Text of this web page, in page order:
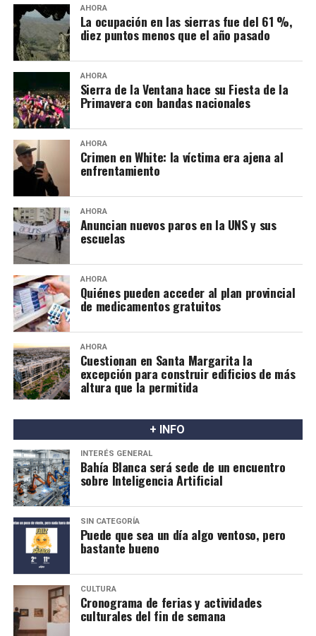
AHORA
La ocupación en las sierras fue del 61 %,
diez puntos menos que el año pasado
AHORA
Sierra de la Ventana hace su Fiesta de la
Primavera con bandas nacionales
AHORA
Crimen en White: la víctima era ajena al
enfrentamiento
AHORA
Anuncian nuevos paros en la UNS y sus
escuelas
AHORA
Quiénes pueden acceder al plan provincial
de medicamentos gratuitos
AHORA
Cuestionan en Santa Margarita la
excepción para construir edificios de más
altura que la permitida
+ INFO
INTERÉS GENERAL
Bahía Blanca será sede de un encuentro
sobre Inteligencia Artificial
SIN CATEGORÍA
Puede que sea un día algo ventoso, pero
bastante bueno
CULTURA
Cronograma de ferias y actividades
culturales del fin de semana